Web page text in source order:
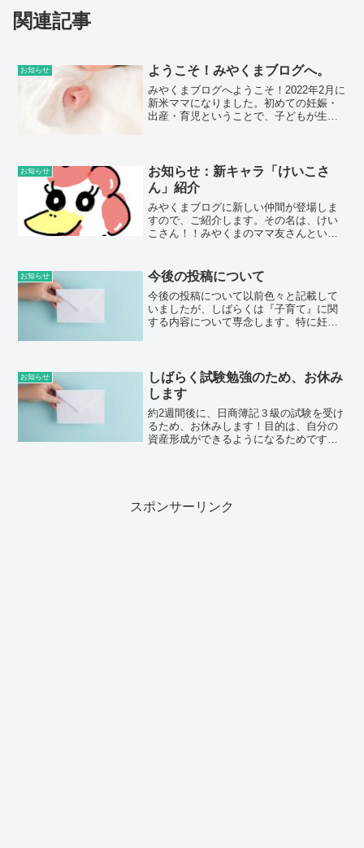
関連記事
お知らせ ようこそ！みやくまブログへ。
みやくまブログへようこそ！2022年2月に
新米ママになりました。初めての妊娠・
出産・育児ということで、子どもが生ま
けになりました。何...
お知らせ
お知らせ：新キャラ「けいこさ
ん」紹介
みやくまブログに新しい仲間が登場しま
すので、ご紹介します。その名は、けい
こさん！！みやくまのママ友さんという
問に思ったことや気になったことをなん
でも正直に口に出してしまう...
お知らせ 今後の投稿について
今後の投稿について以前色々と記載して
いましたが、しばらくは『子育て』に関
する内容について専念します。特に妊娠
参考になるように記載していき...
お知らせ
しばらく試験勉強のため、お休み
します
約2週間後に、日商簿記３級の試験を受け
るため、お休みします！目的は、自分の
資産形成ができるようになるためです。
スポンサーリンク